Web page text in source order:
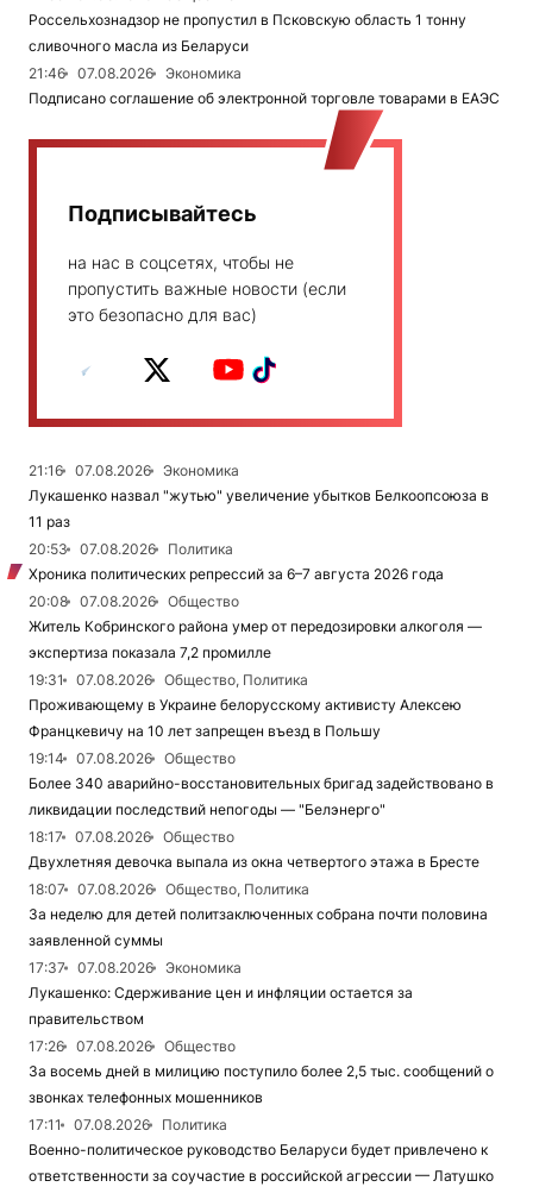
Россельхознадзор не пропустил в Псковскую область 1 тонну
сливочного масла из Беларуси
21:46
07.08.2026
Экономика
Подписано соглашение об электронной торговле товарами в ЕАЭС
Подписывайтесь
на нас в соцсетях, чтобы не
пропустить важные новости (если
это безопасно для вас)
21:16 07.08.2026
Экономика
Лукашенко назвал "жутью" увеличение убытков Белкоопсоюза в
11 раз
20:53
07.08.2026
Политика
Хроника политических репрессий за 6–7 августа 2026 года
20:08
07.08.2026
Общество
Житель Кобринского района умер от передозировки алкоголя —
экспертиза показала 7,2 промилле
19:31
07.08.2026
Общество, Политика
Проживающему в Украине белорусскому активисту Алексею
Францкевичу на 10 лет запрещен въезд в Польшу
19:14
07.08.2026
Общество
Более 340 аварийно-восстановительных бригад задействовано в
ликвидации последствий непогоды — "Белэнерго"
18:17
07.08.2026
Общество
Двухлетняя девочка выпала из окна четвертого этажа в Бресте
18:07
07.08.2026
Общество, Политика
За неделю для детей политзаключенных собрана почти половина
заявленной суммы
17:37
07.08.2026
Экономика
Лукашенко: Сдерживание цен и инфляции остается за
правительством
17:26
07.08.2026
Общество
За восемь дней в милицию поступило более 2,5 тыс. сообщений о
звонках телефонных мошенников
17:11
07.08.2026
Политика
Военно-политическое руководство Беларуси будет привлечено к
ответственности за соучастие в российской агрессии — Латушко